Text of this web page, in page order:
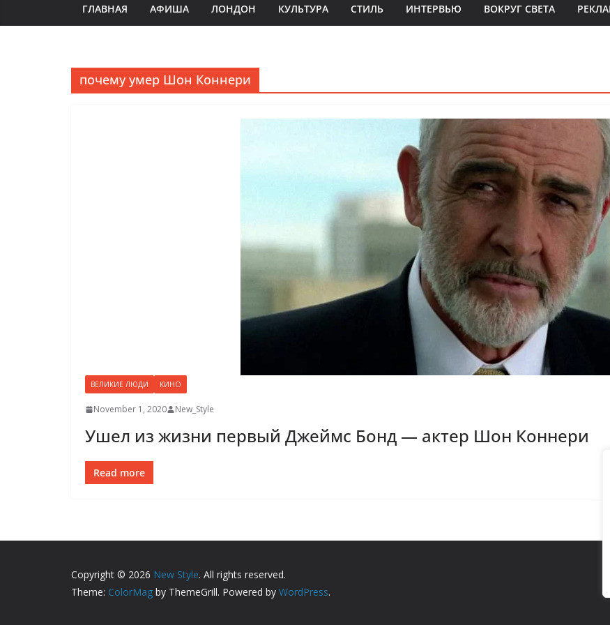
ГЛАВНАЯ АФИША ЛОНДОН КУЛЬТУРА СТИЛЬ ИНТЕРВЬЮ ВОКРУГ СВЕТА
почему умер Шон Коннери
ВЕЛИКИЕ ЛЮДИ КИНО
November 1, 2020 New_Style
Ушел из жизни первый Джеймс Бонд — актер Шон Коннери
Read more
Copyright © 2026 New Style. All rights reserved.
Theme: ColorMag by ThemeGrill. Powered by WordPress.